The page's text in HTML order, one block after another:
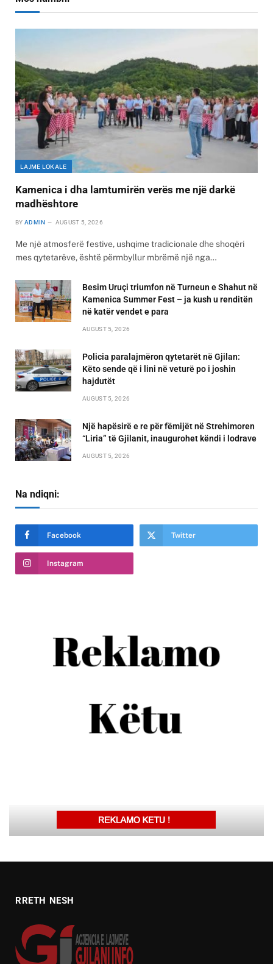
LAJME LOKALE
Kamenica i dha lamtumirën verës me një darkë
madhështore
BY ADMIN AUGUST 5, 2026
Me një atmosferë festive, ushqime tradicionale dhe shoqëri
mes qytetarëve, është përmbyllur mbrëmë një nga…
Besim Uruçi triumfon në Turneun e Shahut në
Kamenica Summer Fest – ja kush u renditën
në katër vendet e para
AUGUST 5, 2026
Policia paralajmëron qytetarët në Gjilan:
Këto sende që i lini në veturë po i joshin
hajdutët
AUGUST 5, 2026
Një hapësirë e re për fëmijët në Strehimoren
“Liria” të Gjilanit, inaugurohet këndi i lodrave
AUGUST 5, 2026
Na ndiqni:
Facebook Twitter
Instagram
RRETH NESH